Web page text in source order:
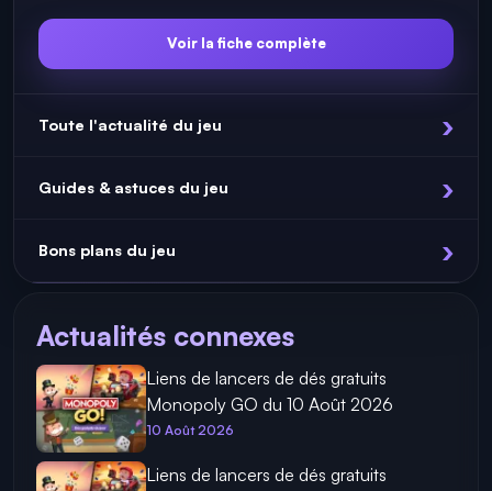
Voir la fiche complète
Toute l'actualité du jeu
Guides & astuces du jeu
Bons plans du jeu
Actualités connexes
Liens de lancers de dés gratuits
Monopoly GO du 10 Août 2026
10 Août 2026
Liens de lancers de dés gratuits